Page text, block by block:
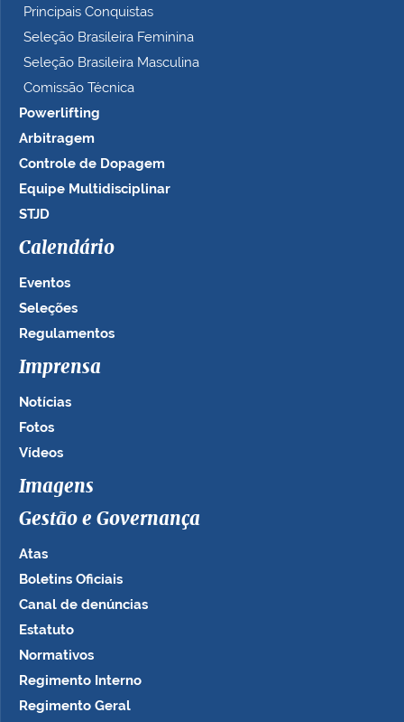
Principais Conquistas
Seleção Brasileira Feminina
Seleção Brasileira Masculina
Comissão Técnica
Powerlifting
Arbitragem
Controle de Dopagem
Equipe Multidisciplinar
STJD
Calendário
Eventos
Seleções
Regulamentos
Imprensa
Notícias
Fotos
Vídeos
Imagens
Gestão e Governança
Atas
Boletins Oficiais
Canal de denúncias
Estatuto
Normativos
Regimento Interno
Regimento Geral